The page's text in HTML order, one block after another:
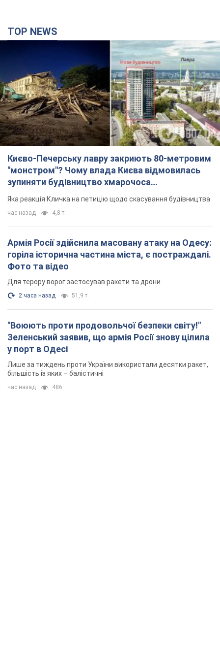
TOP NEWS
Києво-Печерську лавру закриють 80-метровим
"монстром"? Чому влада Києва відмовилась
зупиняти будівництво хмарочоса
"московського вірянина"
Яка реакція Кличка на петицію щодо скасування будівництва
час назад 4,8 т.
Армія Росії здійснила масовану атаку на Одесу:
горіла історична частина міста, є постраждалі.
Фото та відео
Для терору ворог застосував ракети та дрони
2 часа назад 51,9 т.
"Воюють проти продовольчої безпеки світу!"
Зеленський заявив, що армія Росії знову цілила
у порт в Одесі
Лише за тиждень проти України використали десятки ракет,
більшість із яких – балістичні
час назад 486